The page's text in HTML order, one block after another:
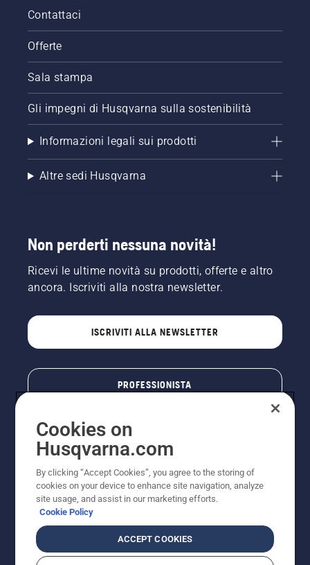
Contattaci
Offerte
Sala stampa
Gli impegni di Husqvarna sulla sostenibilità
Informazioni legali sui prodotti
Altre sedi Husqvarna
Non perderti nessuna novità!
Ricevi le ultime novità su prodotti, offerte e altro
ancora. Iscriviti alla nostra newsletter.
ISCRIVITI ALLA NEWSLETTER
PROFESSIONISTA
© Husqvarna AB (publ). Tutti i diritti riservati. I prezzi
pubblicati si intendono raccomandati e arrotondati, non
impegnativi, comprensivi di I.V.A. vigente. FERCAD SpA
Cookies on
Husqvarna.com
By clicking “Accept Cookies”, you agree to the storing of
cookies on your device to enhance site navigation, analyze
site usage, and assist in our marketing efforts.
Cookie Policy
ACCEPT COOKIES